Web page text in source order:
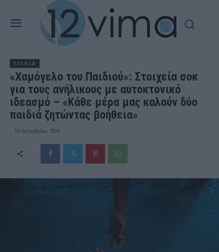
ΕΛΛΑΔΑ
«Χαμόγελο του Παιδιού»: Στοιχεία σοκ
για τους ανήλικους με αυτοκτονικό
ιδεασμό – «Κάθε μέρα μας καλούν δύο
παιδιά ζητώντας βοήθεια»
16 Οκτωβρίου, 2024